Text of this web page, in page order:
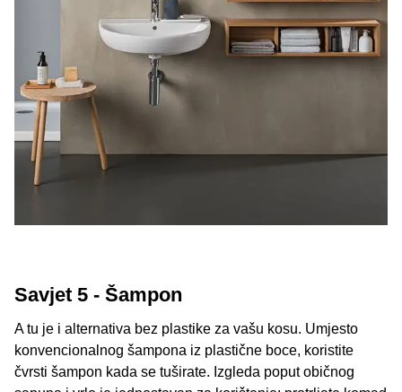
Savjet 5 - Šampon
A tu je i alternativa bez plastike za vašu kosu. Umjesto
konvencionalnog šampona iz plastične boce, koristite
čvrsti šampon kada se tuširate. Izgleda poput običnog